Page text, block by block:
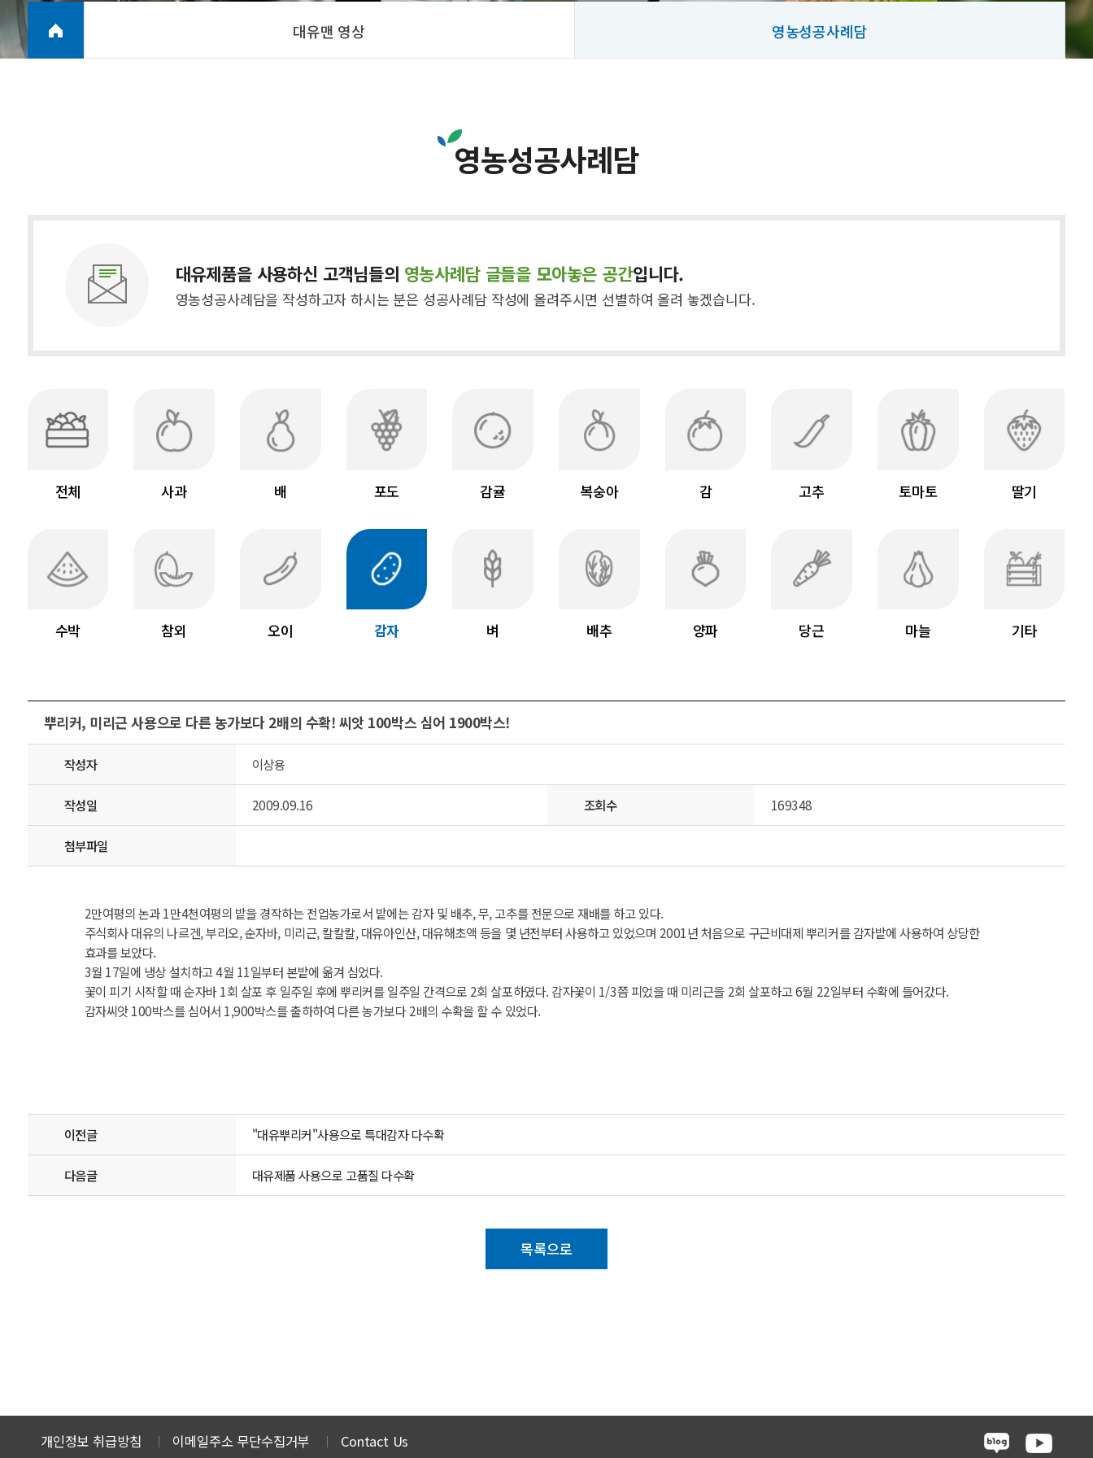
대유맨 영상 영농성공사례담
영농성공사례담
대유제품을 사용하신 고객님들의 영농사례담 글들을 모아놓은 공간입니다.
영농성공사례담을 작성하고자 하시는 분은 성공사례담 작성에 올려주시면 선별하여 올려 놓겠습니다.
전체 사과 배 포도 감귤 복숭아 감 고추 토마토 딸기
수박 참외 오이 감자 벼 배추 양파 당근 마늘 기타
뿌리커, 미리근 사용으로 다른 농가보다 2배의 수확! 씨앗 100박스 심어 1900박스!
작성자 이상용
작성일 2009.09.16 조회수 169348
첨부파일
2만여평의 논과 1만4천여평의 밭을 경작하는 전업농가로서 밭에는 감자 및 배추, 무, 고추를 전문으로 재배를 하고 있다.
주식회사 대유의 나르겐, 부리오, 순자바, 미리근, 칼칼칼, 대유아인산, 대유해초액 등을 몇 년전부터 사용하고 있었으며 2001년 처음으로 구근비대제 뿌리커를 감자밭에 사용하여 상당한
효과를 보았다.
3월 17일에 냉상 설치하고 4월 11일부터 본밭에 옮겨 심었다.
꽃이 피기 시작할 때 순자바 1회 살포 후 일주일 후에 뿌리커를 일주일 간격으로 2회 살포하였다. 감자꽃이 1/3쯤 피었을 때 미리근을 2회 살포하고 6월 22일부터 수확에 들어갔다.
감자씨앗 100박스를 심어서 1,900박스를 출하하여 다른 농가보다 2배의 수확을 할 수 있었다.
이전글 "대유뿌리커"사용으로 특대감자 다수확
다음글 대유제품 사용으로 고품질 다수확
목록으로
개인정보 취급방침 이메일주소 무단수집거부 Contact Us